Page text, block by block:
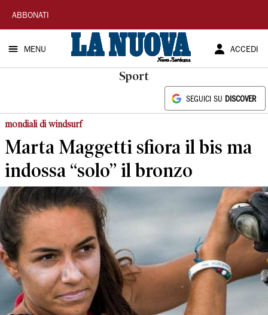
La
Nuova
Sardegna
ABBONATI
MENU ACCEDI
Sport
SEGUICI SU DISCOVER
mondiali di windsurf
Marta Maggetti sfiora il bis ma
indossa “solo” il bronzo